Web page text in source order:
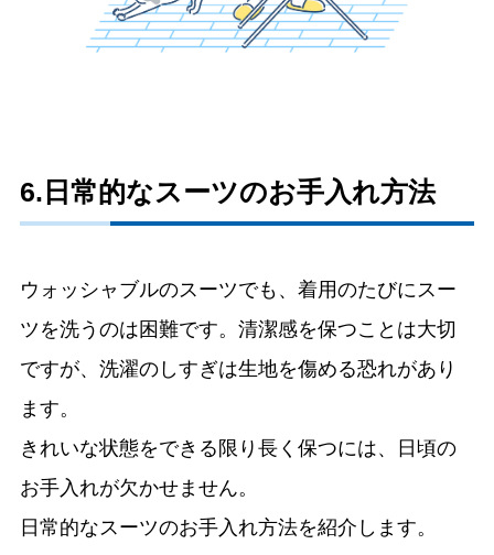
6.日常的なスーツのお手入れ方法
ウォッシャブルのスーツでも、着用のたびにスー
ツを洗うのは困難です。清潔感を保つことは大切
ですが、洗濯のしすぎは生地を傷める恐れがあり
ます。
きれいな状態をできる限り長く保つには、日頃の
お手入れが欠かせません。
日常的なスーツのお手入れ方法を紹介します。